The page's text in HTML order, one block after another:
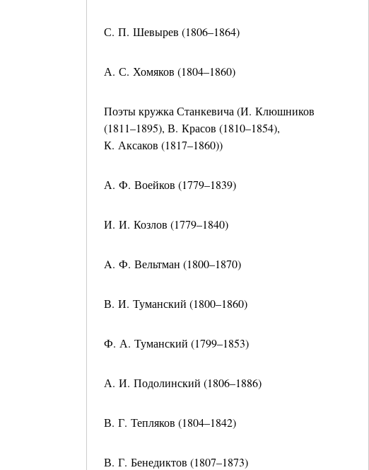
С. П. Шевырев (1806–1864)
А. С. Хомяков (1804–1860)
Поэты кружка Станкевича (И. Клюшников
(1811–1895), В. Красов (1810–1854),
К. Аксаков (1817–1860))
А. Ф. Воейков (1779–1839)
И. И. Козлов (1779–1840)
A. Ф. Вельтман (1800–1870)
В. И. Туманский (1800–1860)
Ф. А. Туманский (1799–1853)
А. И. Подолинский (1806–1886)
В. Г. Тепляков (1804–1842)
В. Г. Бенедиктов (1807–1873)